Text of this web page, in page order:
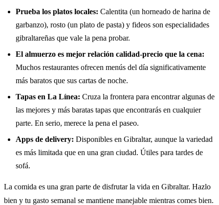
Prueba los platos locales: Calentita (un horneado de harina de
garbanzo), rosto (un plato de pasta) y fideos son especialidades
gibraltareñas que vale la pena probar.
El almuerzo es mejor relación calidad-precio que la cena:
Muchos restaurantes ofrecen menús del día significativamente
más baratos que sus cartas de noche.
Tapas en La Línea: Cruza la frontera para encontrar algunas de
las mejores y más baratas tapas que encontrarás en cualquier
parte. En serio, merece la pena el paseo.
Apps de delivery: Disponibles en Gibraltar, aunque la variedad
es más limitada que en una gran ciudad. Útiles para tardes de
sofá.
La comida es una gran parte de disfrutar la vida en Gibraltar. Hazlo
bien y tu gasto semanal se mantiene manejable mientras comes bien.